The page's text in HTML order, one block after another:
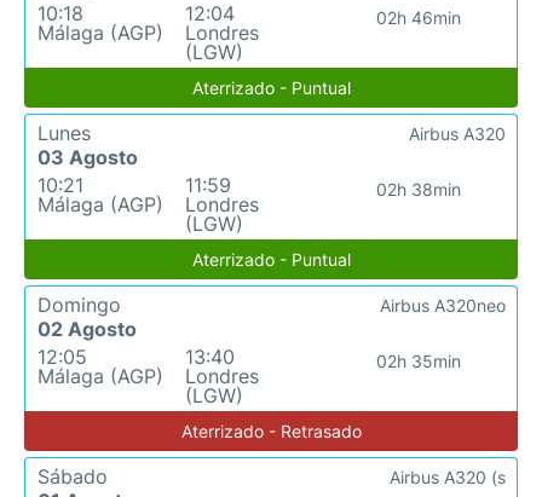
10:18
Málaga (AGP)
12:04
Londres
(LGW)
02h 46min
Aterrizado - Puntual
Lunes
03 Agosto
10:21
Málaga (AGP)
11:59
Londres
(LGW)
02h 38min
Airbus A320
Aterrizado - Puntual
Domingo
02 Agosto
12:05
Málaga (AGP)
13:40
Londres
(LGW)
02h 35min
Airbus A320neo
Aterrizado - Retrasado
Sábado
Airbus A320 (s